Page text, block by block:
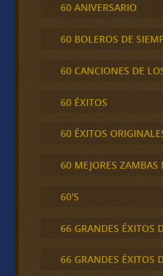
60 ANIVERSARIO
60 BOLEROS DE
60 CANCIONES DE
60 ÉXITOS
60 ÉXITOS
60 MEJORES
60'S
66 GRANDES ÉXITOS
66 GRANDES ÉXITOS